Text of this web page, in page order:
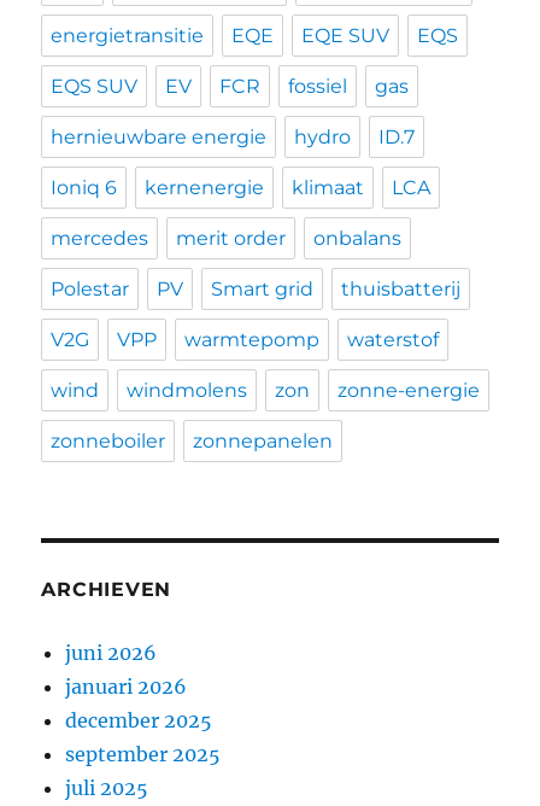
energietransitie EQE EQE SUV EQS
EQS SUV EV FCR fossiel gas
hernieuwbare energie hydro ID.7
Ioniq 6 kernenergie klimaat LCA
mercedes merit order onbalans
Polestar PV Smart grid thuisbatterij
V2G VPP warmtepomp waterstof
wind windmolens zon zonne-energie
zonneboiler zonnepanelen
ARCHIEVEN
juni 2026
januari 2026
december 2025
september 2025
juli 2025